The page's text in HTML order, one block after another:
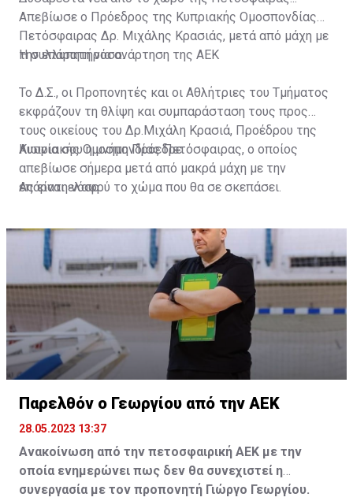
Απεβίωσε ο Πρόεδρος της Κυπριακής Ομοσπονδίας
Πετόσφαιρας Δρ. Μιχάλης Κρασιάς, μετά από μάχη με
την επάρατη νόσο.
Η συλλυπητήρια ανάρτηση της ΑΕΚ
Το Δ.Σ., οι Προπονητές και οι Αθλήτριες του Τμήματος
εκφράζουν τη θλίψη και συμπαράσταση τους προς
τους οικείους του Δρ.Μιχάλη Κρασιά, Προέδρου της
Κυπριακής Ομοσπονδίας Πετόσφαιρας, ο οποίος
απεβίωσε σήμερα μετά από μακρά μάχη με την
επάρατη νόσο.
Αιωνία σου η μνήμη Πρόεδρε.
Ας είναι ελαφρύ το χώμα που θα σε σκεπάσει.
Παρελθόν ο Γεωργίου από την ΑΕΚ
28.05.2023 13:37
Ανακοίνωση από την πετοσφαιρική ΑΕΚ με την
οποία ενημερώνει πως δεν θα συνεχιστεί η
συνεργασία με τον προπονητή Γιώργο Γεωργίου.